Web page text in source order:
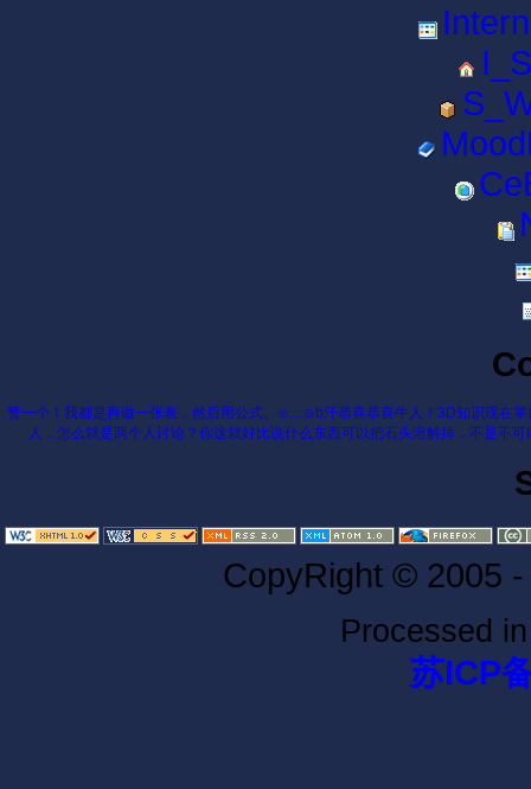
赞一个！我都是再做一张表，然后用公式。⊙﹏⊙b汗恭喜恭喜牛人！3D知识现在掌
人，怎么就是两个人讨论？ 你这就好比说什么东西可以把石头溶解掉，不是不可
CopyRight © 2005
Processed
苏ICP